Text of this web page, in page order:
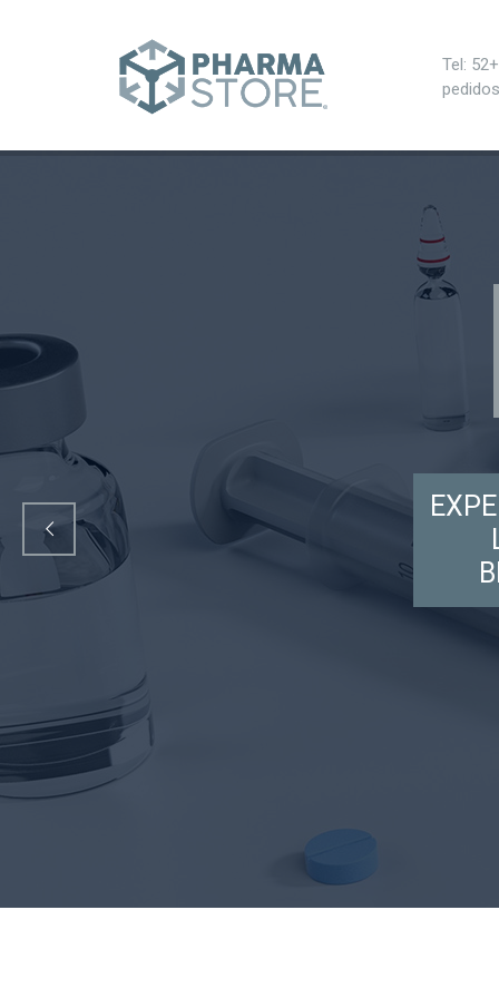
Tel: